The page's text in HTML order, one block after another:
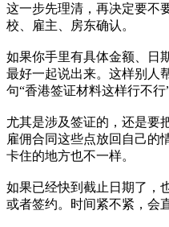
这一步先理清，再决定要不
校、雇主、房东确认。
如果你手里有具体金额、日
最好一起说出来。这样别人
句“香港签证材料这样行不行
尤其是涉及签证的，还是要
雇佣合同这些点放回自己的
卡住的地方也不一样。
如果已经快到截止日期了，
或者签约。时间紧不紧，会